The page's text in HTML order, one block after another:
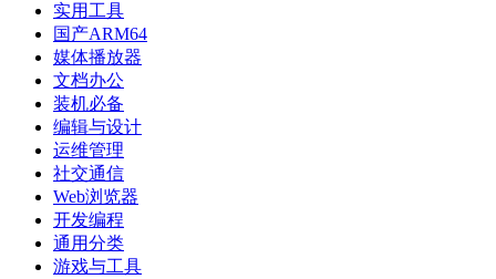
实用工具
国产ARM64
媒体播放器
文档办公
装机必备
编辑与设计
运维管理
社交通信
Web浏览器
开发编程
通用分类
游戏与工具